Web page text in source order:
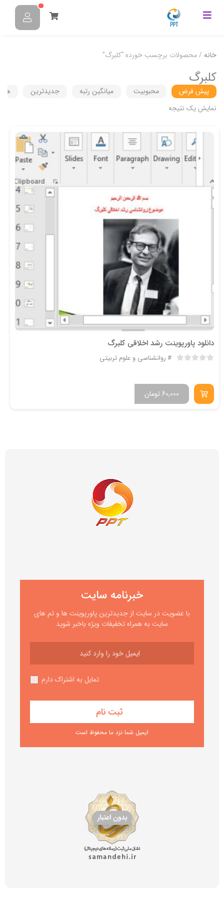
خانه / محصولات برچسب خورده “کلبرگ”
کلبرگ
پیش فرض محبوبیت میانگین رتبه جدیدترین
نمایش یک نتیجه
دانلود پاورپوینت رشد اخلاقی کلبرگ
روانشناسی و علوم تربیتی
تومان 60,000
خبرنامه سایت
با عضویت در سایت از جدیدترین پاورپوینت ها و تم های
سایت به همراه تخفیفات ویژه باخبر شوید
تمایل به اشتراک دارم
ایمیل شما نزد ما محفوظ است